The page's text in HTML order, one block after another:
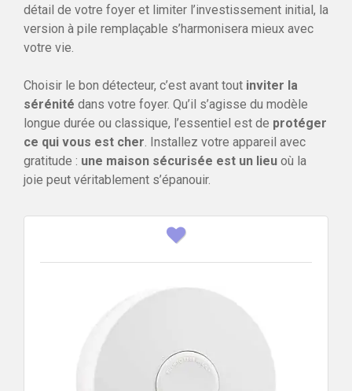
détail de votre foyer et limiter l’investissement initial, la
version à pile remplaçable s’harmonisera mieux avec
votre vie.
Choisir le bon détecteur, c’est avant tout inviter la
sérénité dans votre foyer. Qu’il s’agisse du modèle
longue durée ou classique, l’essentiel est de protéger
ce qui vous est cher. Installez votre appareil avec
gratitude : une maison sécurisée est un lieu où la
joie peut véritablement s’épanouir.